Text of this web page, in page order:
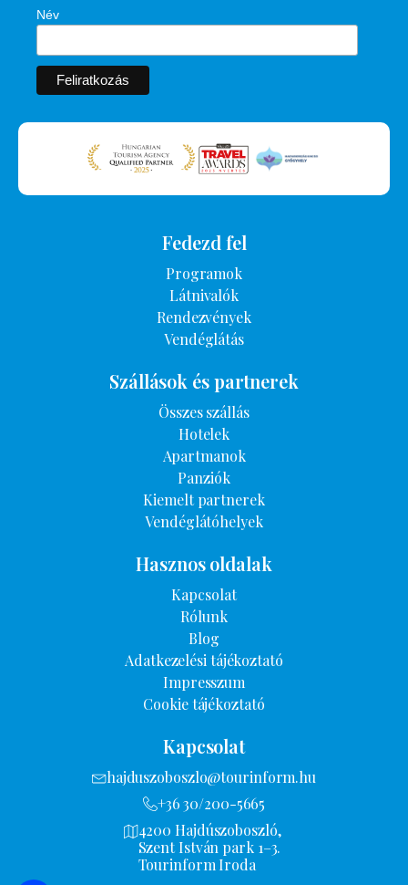
Név
Fedezd fel
Programok
Látnivalók
Rendezvények
Vendéglátás
Szállások és partnerek
Összes szállás
Hotelek
Apartmanok
Panziók
Kiemelt partnerek
Vendéglátóhelyek
Hasznos oldalak
Kapcsolat
Rólunk
Blog
Adatkezelési tájékoztató
Impresszum
Cookie tájékoztató
Kapcsolat
hajduszoboszlo@tourinform.hu
+36 30/200-5665
4200 Hajdúszoboszló,
Szent István park 1–3.
Tourinform Iroda